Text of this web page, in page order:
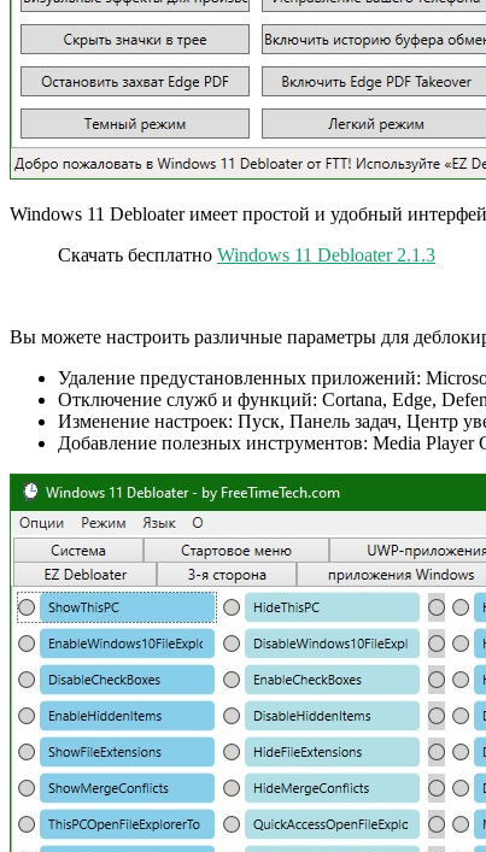
Windows 11 Debloater имеет простой и удобный
Скачать бесплатно Windows 11 Debloater 2.1.3
Вы можете настроить различные параметры для
Удаление предустановленных приложений:
Отключение служб и функций: Cortana, Edge,
Изменение настроек: Пуск, Панель задач, Центр
Добавление полезных инструментов: Media Player